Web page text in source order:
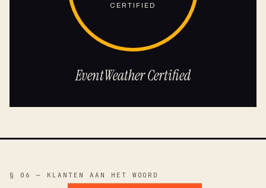
CERTIFIED
EventWeather Certified
§ 06 — KLANTEN AAN HET WOORD